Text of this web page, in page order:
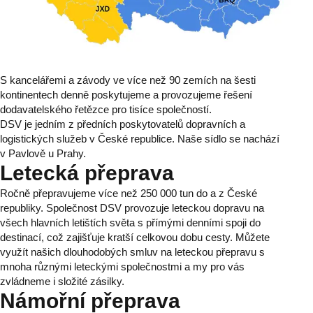
S kancelářemi a závody ve více než 90 zemích na šesti
kontinentech denně poskytujeme a provozujeme řešení
dodavatelského řetězce pro tisíce společností.
DSV je jedním z předních poskytovatelů dopravních a
logistických služeb v České republice. Naše sídlo se nachází
v Pavlově u Prahy.
Letecká přeprava
Ročně přepravujeme více než 250 000 tun do a z České
republiky. Společnost DSV provozuje leteckou dopravu na
všech hlavních letištích světa s přímými denními spoji do
destinací, což zajišťuje kratší celkovou dobu cesty. Můžete
využít našich dlouhodobých smluv na leteckou přepravu s
mnoha různými leteckými společnostmi a my pro vás
zvládneme i složité zásilky.
Námořní přeprava